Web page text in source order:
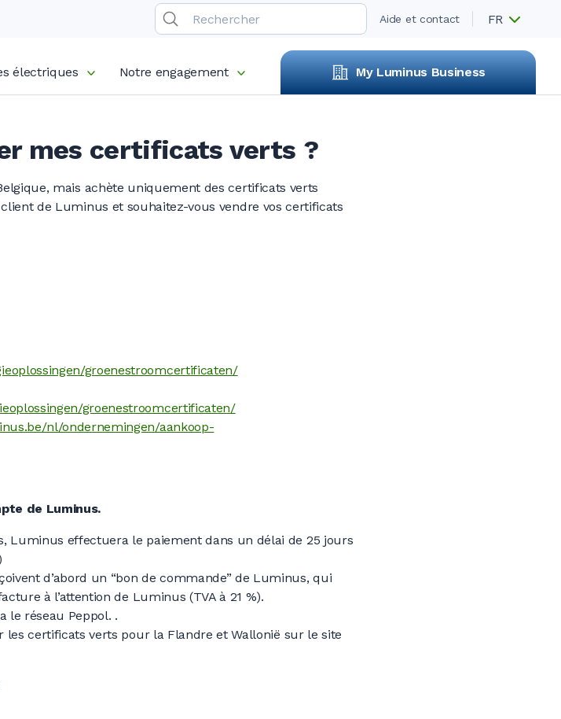
Aide et contact FR
électriques Notre engagement My Luminus Business
mes certificats verts ?
mais achète uniquement des certificats verts
de Luminus et souhaitez-vous vendre vos certificats
groenestroomcertificaten/
groenestroomcertificaten/
nl/ondernemingen/aankoop-
de Luminus.
Luminus effectuera le paiement dans un délai de 25 jours
d’abord un “bon de commande” de Luminus, qui
à l’attention de Luminus (TVA à 21 %).
le réseau Peppol. .
les certificats verts pour la Flandre et Wallonië sur le site